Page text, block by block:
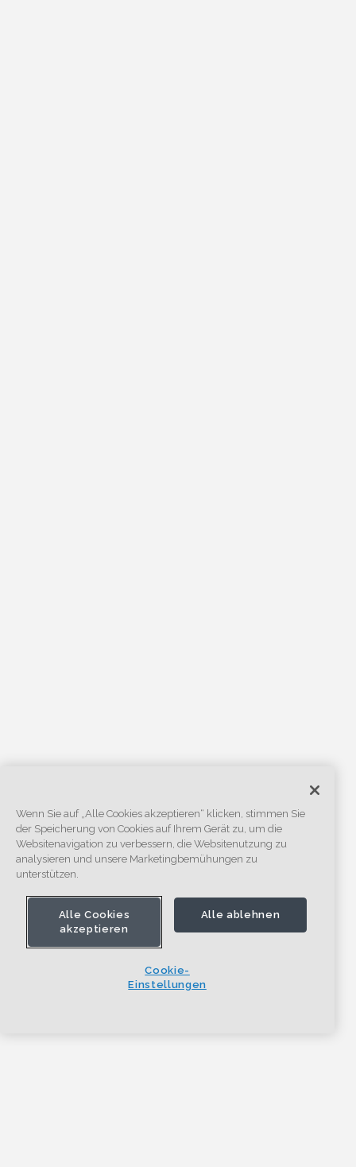
Wenn Sie auf „Alle Cookies akzeptieren“ klicken, stimmen Sie
der Speicherung von Cookies auf Ihrem Gerät zu, um die
Websitenavigation zu verbessern, die Websitenutzung zu
analysieren und unsere Marketingbemühungen zu
unterstützen.
Alle Cookies
akzeptieren
Alle ablehnen
Cookie-
Einstellungen